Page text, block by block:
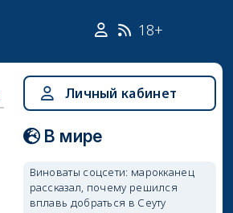
18+
Личный кабинет
В мире
Виноваты соцсети: марокканец
рассказал, почему решился
вплавь добраться в Сеуту